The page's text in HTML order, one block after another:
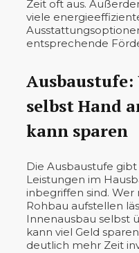
Zeit oft aus.
viele
entsprechende
Ausbaustufe:
selbst Hand
kann sparen
Die Ausbaustufe
Leistungen im
inbegriffen sind. Wer
Rohbau aufstellen
Innenausbau selbst
kann viel Geld
deutlich mehr Zeit